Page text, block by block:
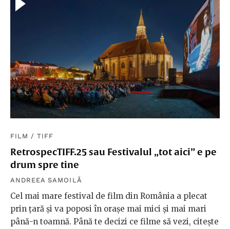
FILM /TIFF
RetrospecTIFF.25 sau Festivalul „tot aici” e pe
drum spre tine
ANDREEA SAMOILĂ
Cel mai mare festival de film din România a plecat
prin țară și va poposi în orașe mai mici și mai mari
până-n toamnă. Până te decizi ce filme să vezi, citește